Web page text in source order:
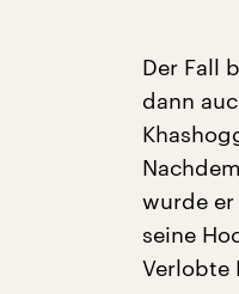
Der Fall
dann
wurde
seine
Verlobte